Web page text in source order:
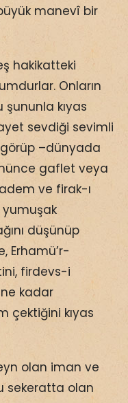
manevî bir
hakikatteki
Onların
kıyas
sevdiği sevimli
–dünyada
gaflet veya
ve firak-ı
düşünüp
Erhamü’r-
firdevs-i
kadar
çektiğini kıyas
olan iman ve
sekeratta olan